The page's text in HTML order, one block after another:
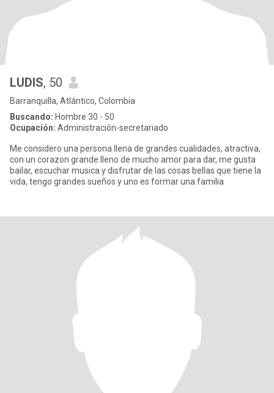
LUDIS, 50
Barranquilla, Atlántico, Colombia
Buscando: Hombre 30 - 50
Ocupación: Administración-secretariado
Me considero una persona llena de grandes cualidades, atractiva,
con un corazon grande lleno de mucho amor para dar, me gusta
bailar, escuchar musica y disfrutar de las cosas bellas que tiene la
vida, tengo grandes sueños y uno es formar una familia